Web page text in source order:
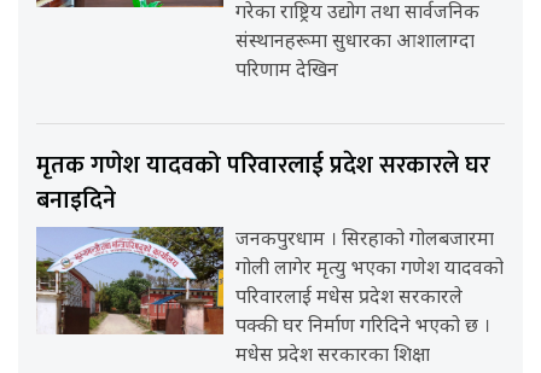
गरेका राष्ट्रिय उद्योग तथा सार्वजनिक
संस्थानहरूमा सुधारका आशालाग्दा
परिणाम देखिन
मृतक गणेश यादवको परिवारलाई प्रदेश सरकारले घर
बनाइदिने
जनकपुरधाम । सिरहाको गोलबजारमा
गोली लागेर मृत्यु भएका गणेश यादवको
परिवारलाई मधेस प्रदेश सरकारले
पक्की घर निर्माण गरिदिने भएको छ ।
मधेस प्रदेश सरकारका शिक्षा